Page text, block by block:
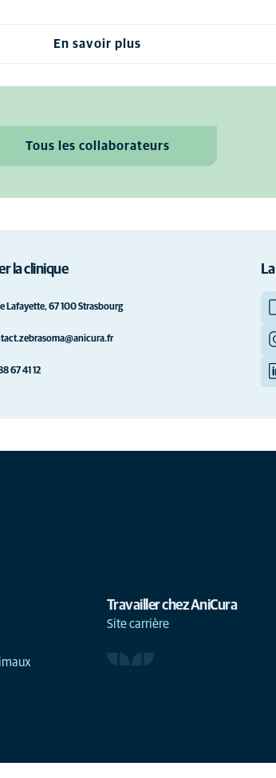
En savoir plus
Tous les collaborateurs
la clinique
Lafayette, 67 100 Strasbourg
67 41 12
Travailler chez AniCura
Site carrière